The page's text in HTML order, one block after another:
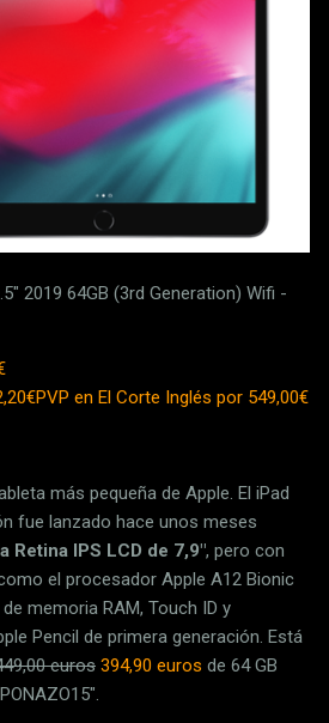
2019 64GB (3rd Generation) Wifi -
PVP en El Corte Inglés por 549,00€
más pequeña de Apple. El iPad
fue lanzado hace unos meses
Retina IPS LCD de 7,9", pero con
el procesador Apple A12 Bionic
memoria RAM, Touch ID y
Pencil de primera generación. Está
euros 394,90 euros de 64 GB